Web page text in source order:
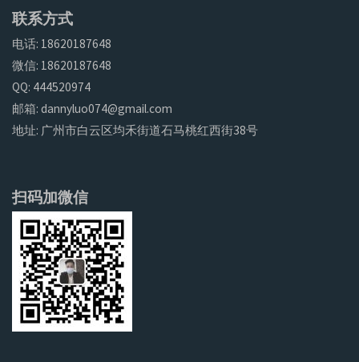
联系方式
电话: 18620187648
微信: 18620187648
QQ: 444520974
邮箱: dannyluo074@gmail.com
地址: 广州市白云区均禾街道石马桃红西街38号
扫码加微信